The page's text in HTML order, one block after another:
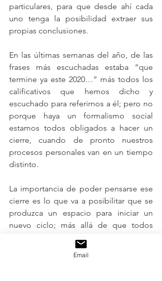
particulares, para que desde ahí cada
uno tenga la posibilidad extraer sus
propias conclusiones.
En las últimas semanas del año, de las
frases más escuchadas estaba “que
termine ya este 2020…” más todos los
calificativos que hemos dicho y
escuchado para referirnos a él; pero no
porque haya un formalismo social
estamos todos obligados a hacer un
cierre, cuando de pronto nuestros
procesos personales van en un tiempo
distinto.
La importancia de poder pensarse ese
cierre es lo que va a posibilitar que se
produzca un espacio para iniciar un
nuevo ciclo; más allá de que todos
tenemos muchas ganas de un año
nuevo cargado de momentos
Email